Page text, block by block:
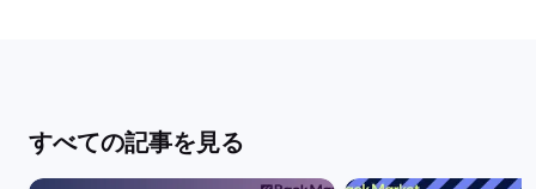
すべての記事を見る